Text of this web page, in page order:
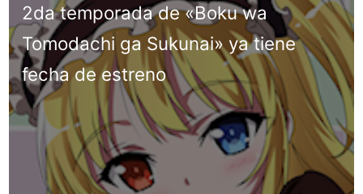
2da temporada de «Boku wa
Tomodachi ga Sukunai» ya tiene
fecha de estreno